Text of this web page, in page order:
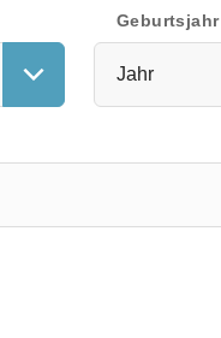
Geburtsjahr
Jahr